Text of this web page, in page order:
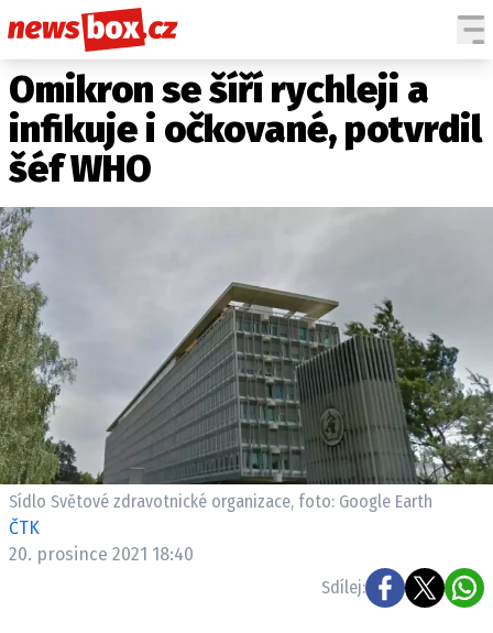
DOMÁCÍ
ZAHRANIČÍ
POČASÍ
KRIMI
EKONOMIKA
KULTURA
SPOLEČNOST
SPORT
ČESKÉ CELEBRITY
SVĚTOVÉ CELEBRITY
SLEDUJTE NÁS NA|
Máte příběh, fotku nebo video?
Pošlete e-mail na newsbox.cz
Omikron se šíří rychleji a
infikuje i očkované, potvrdil
šéf WHO
Sídlo Světové zdravotnické organizace, foto: Google Earth
ČTK
20. prosince 2021 18:40
Sdílej: